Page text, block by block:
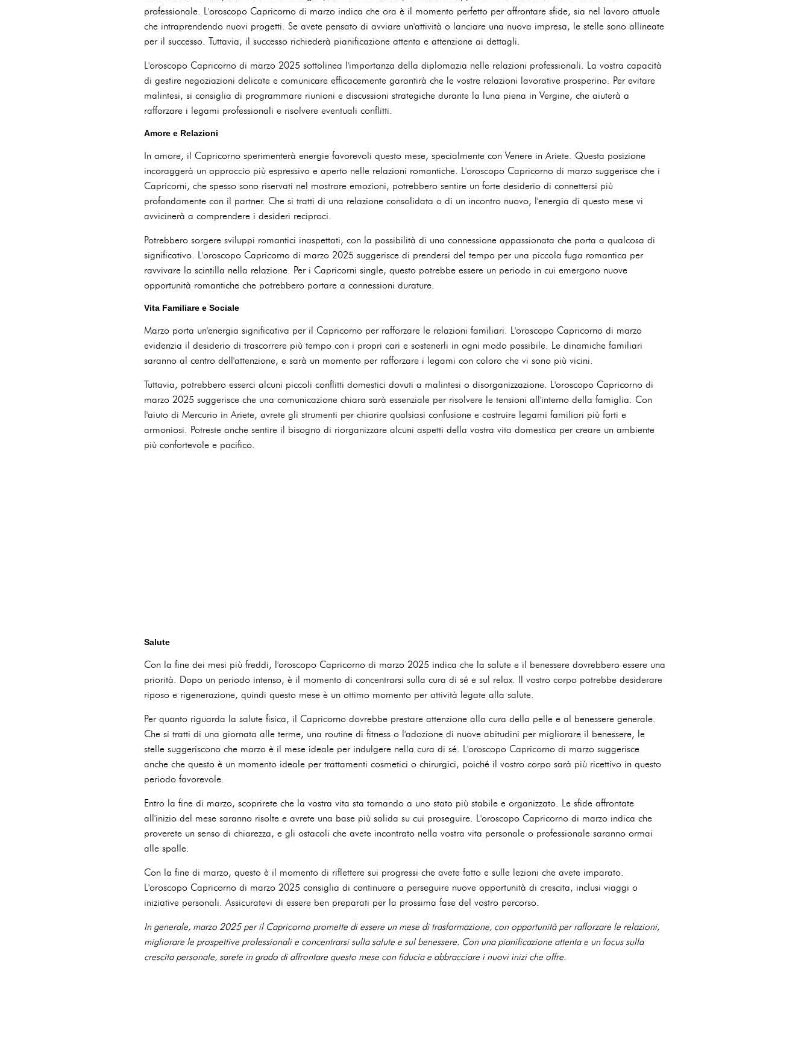
professionale. L'oroscopo Capricorno di marzo indica che ora è il momento perfetto per affrontare sfide, sia nel lavoro attuale
che intraprendendo nuovi progetti. Se avete pensato di avviare un'attività o lanciare una nuova impresa, le stelle sono allineate
per il successo. Tuttavia, il successo richiederà pianificazione attenta e attenzione ai dettagli.
L'oroscopo Capricorno di marzo 2025 sottolinea l'importanza della diplomazia nelle relazioni professionali. La vostra capacità
di gestire negoziazioni delicate e comunicare efficacemente garantirà che le vostre relazioni lavorative prosperino. Per evitare
malintesi, si consiglia di programmare riunioni e discussioni strategiche durante la luna piena in Vergine, che aiuterà a
rafforzare i legami professionali e risolvere eventuali conflitti.
Amore e Relazioni
In amore, il Capricorno sperimenterà energie favorevoli questo mese, specialmente con Venere in Ariete. Questa posizione
incoraggerà un approccio più espressivo e aperto nelle relazioni romantiche. L'oroscopo Capricorno di marzo suggerisce che i
Capricorni, che spesso sono riservati nel mostrare emozioni, potrebbero sentire un forte desiderio di connettersi più
profondamente con il partner. Che si tratti di una relazione consolidata o di un incontro nuovo, l'energia di questo mese vi
avvicinerà a comprendere i desideri reciproci.
Potrebbero sorgere sviluppi romantici inaspettati, con la possibilità di una connessione appassionata che porta a qualcosa di
significativo. L'oroscopo Capricorno di marzo 2025 suggerisce di prendersi del tempo per una piccola fuga romantica per
ravvivare la scintilla nella relazione. Per i Capricorni single, questo potrebbe essere un periodo in cui emergono nuove
opportunità romantiche che potrebbero portare a connessioni durature.
Vita Familiare e Sociale
Marzo porta un'energia significativa per il Capricorno per rafforzare le relazioni familiari. L'oroscopo Capricorno di marzo
evidenzia il desiderio di trascorrere più tempo con i propri cari e sostenerli in ogni modo possibile. Le dinamiche familiari
saranno al centro dell'attenzione, e sarà un momento per rafforzare i legami con coloro che vi sono più vicini.
Tuttavia, potrebbero esserci alcuni piccoli conflitti domestici dovuti a malintesi o disorganizzazione. L'oroscopo Capricorno di
marzo 2025 suggerisce che una comunicazione chiara sarà essenziale per risolvere le tensioni all'interno della famiglia. Con
l'aiuto di Mercurio in Ariete, avrete gli strumenti per chiarire qualsiasi confusione e costruire legami familiari più forti e
armoniosi. Potreste anche sentire il bisogno di riorganizzare alcuni aspetti della vostra vita domestica per creare un ambiente
più confortevole e pacifico.
Salute
Con la fine dei mesi più freddi, l'oroscopo Capricorno di marzo 2025 indica che la salute e il benessere dovrebbero essere una
priorità. Dopo un periodo intenso, è il momento di concentrarsi sulla cura di sé e sul relax. Il vostro corpo potrebbe desiderare
riposo e rigenerazione, quindi questo mese è un ottimo momento per attività legate alla salute.
Per quanto riguarda la salute fisica, il Capricorno dovrebbe prestare attenzione alla cura della pelle e al benessere generale.
Che si tratti di una giornata alle terme, una routine di fitness o l'adozione di nuove abitudini per migliorare il benessere, le
stelle suggeriscono che marzo è il mese ideale per indulgere nella cura di sé. L'oroscopo Capricorno di marzo suggerisce
anche che questo è un momento ideale per trattamenti cosmetici o chirurgici, poiché il vostro corpo sarà più ricettivo in questo
periodo favorevole.
Entro la fine di marzo, scoprirete che la vostra vita sta tornando a uno stato più stabile e organizzato. Le sfide affrontate
all'inizio del mese saranno risolte e avrete una base più solida su cui proseguire. L'oroscopo Capricorno di marzo indica che
proverete un senso di chiarezza, e gli ostacoli che avete incontrato nella vostra vita personale o professionale saranno ormai
alle spalle.
Con la fine di marzo, questo è il momento di riflettere sui progressi che avete fatto e sulle lezioni che avete imparato.
L'oroscopo Capricorno di marzo 2025 consiglia di continuare a perseguire nuove opportunità di crescita, inclusi viaggi o
iniziative personali. Assicuratevi di essere ben preparati per la prossima fase del vostro percorso.
In generale, marzo 2025 per il Capricorno promette di essere un mese di trasformazione, con opportunità per rafforzare le relazioni,
migliorare le prospettive professionali e concentrarsi sulla salute e sul benessere. Con una pianificazione attenta e un focus sulla
crescita personale, sarete in grado di affrontare questo mese con fiducia e abbracciare i nuovi inizi che offre.